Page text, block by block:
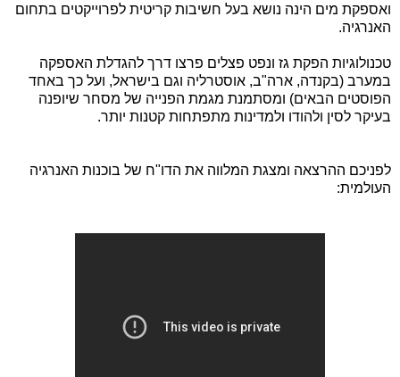
ואספקת מים הינה נושא בעל חשיבות קריטית לפרוייקטים בתחום
האנרגיה.
טכנולוגיות הפקת גז ונפט פצלים פרצו דרך להגדלת האספקה
במערב (בקנדה, ארה"ב, אוסטרליה וגם בישראל, ועל כך באחד
הפוסטים הבאים) ומסתמנת מגמת הפנייה של מסחר שיופנה
בעיקר לסין ולהודו ולמדינות מתפתחות קטנות יותר.
לפניכם ההרצאה ומצגת המלווה את הדו"ח של בוכנות האנרגיה
העולמית: